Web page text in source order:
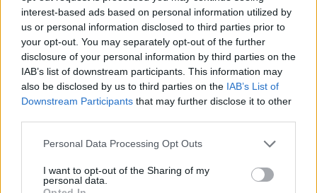
interest-based ads based on personal information utilized by
us or personal information disclosed to third parties prior to
your opt-out. You may separately opt-out of the further
disclosure of your personal information by third parties on the
IAB’s list of downstream participants. This information may
also be disclosed by us to third parties on the IAB’s List of
Downstream Participants that may further disclose it to other
Personal Data Processing Opt Outs
I want to opt-out of the Sharing of my
personal data.
VERBANIA
Musica e Spiritualità chiude con
Maioni a Verbania